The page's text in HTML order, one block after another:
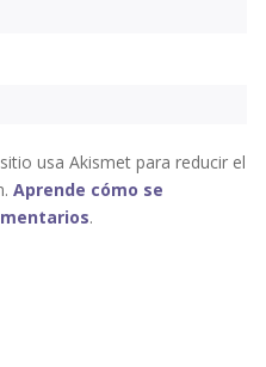
usa Akismet para reducir el
Aprende cómo se
.